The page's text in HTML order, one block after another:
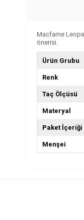
Macfame
önerisi.
Ürün Grubu
Renk
Taç Ölçüsü
Materyal
Paket İçeriği
Menşei